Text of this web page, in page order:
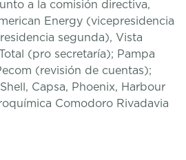
a la comisión directiva,
Energy (vicepresidencia
segunda), Vista
(pro secretaría); Pampa
(revisión de cuentas);
Capsa, Phoenix, Harbour
Comodoro Rivadavia